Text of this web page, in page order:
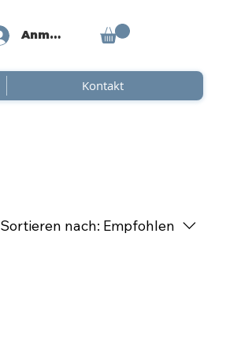
Anmelden
Kontakt
Sortieren nach: Empfohlen